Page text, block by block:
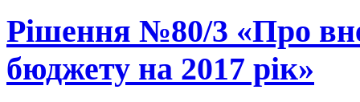
Рішення №80/3 «Про
бюджету на 2017 рік»